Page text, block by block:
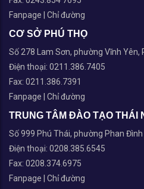
Số 278 Lam Sơn, phường Vĩnh Yên,
Điện thoại: 0211.386.7405
Fanpage|Chỉ đường
TRUNG TÂM ĐÀO TẠO THÁI
Số 999 Phú Thái, phường Phan Đình
Điện thoại: 0208.385.6545
Fanpage |Chỉ đường
Copyright © 2026 Đại học Công